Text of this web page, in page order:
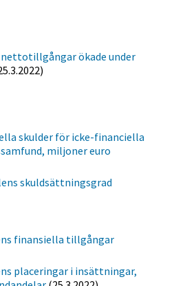
ökade under
skulder för icke-financiella
miljoner euro
skuldsättningsgrad
finansiella tillgångar
placeringar i insättningar,